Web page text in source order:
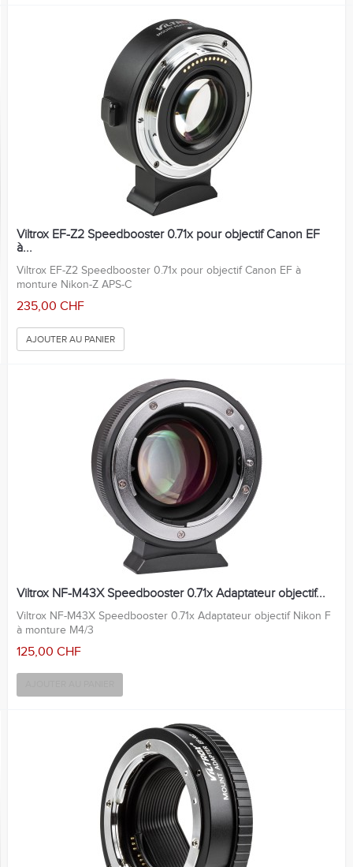
Viltrox EF-Z2 Speedbooster 0.71x pour objectif Canon EF
à...
Viltrox EF-Z2 Speedbooster 0.71x pour objectif Canon EF à
monture Nikon-Z APS-C
235,00 CHF
AJOUTER AU PANIER
Viltrox NF-M43X Speedbooster 0.71x Adaptateur objectif...
Viltrox NF-M43X Speedbooster 0.71x Adaptateur objectif Nikon F
à monture M4/3
125,00 CHF